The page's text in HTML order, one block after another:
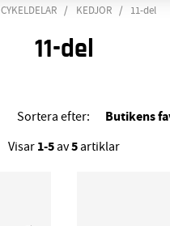
CYKELDELAR KEDJOR 11-del
11-del
Sortera efter: Butikens
Visar 1-5av5artiklar